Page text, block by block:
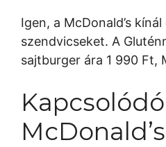
Igen, a McDonald’s
szendvicseket. A
sajtburger ára 1 990 Ft,
Kapcsolódó